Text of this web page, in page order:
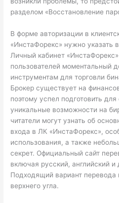
разделом «Восстановление
В форме авторизации в
«ИнстаФорекс» нужно указать
Личный кабинет
пользователей моментальный
инструментам для торговли
Брокер существует на
поэтому успел подготовить для
уникальные возможности на
читатели могут узнать об
входа в ЛК «ИнстаФорекс»,
использования, а также
секрет. Официальный сайт
включая русский, английский и
Подходящий вариант перевода
верхнего угла.